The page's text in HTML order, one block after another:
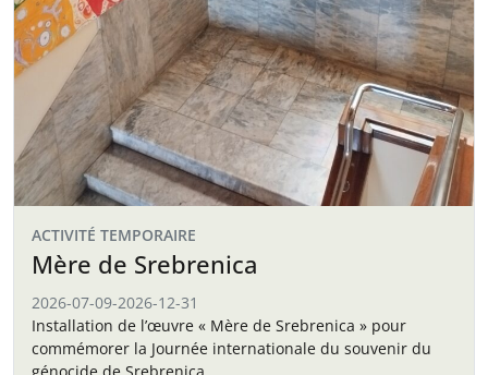
ACTIVITÉ TEMPORAIRE
Mère de Srebrenica
2026-07-09-2026-12-31
Installation de l’œuvre « Mère de Srebrenica » pour
commémorer la Journée internationale du souvenir du